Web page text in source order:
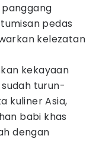
pedas
kelezatan
kekayaan
turun-
kuliner Asia,
babi khas
dengan